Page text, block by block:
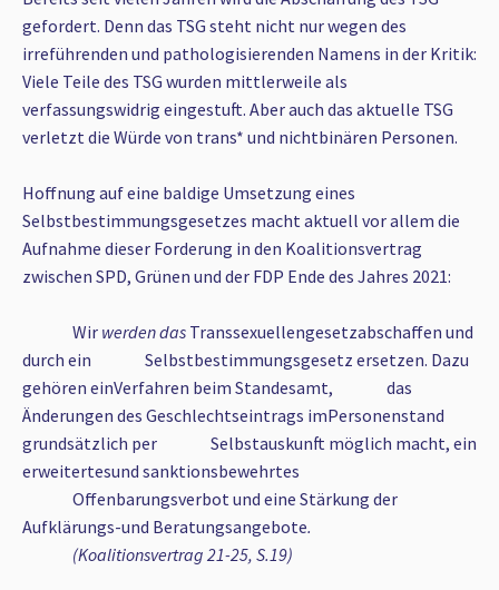
gefordert. Denn das TSG steht nicht nur wegen des
irreführenden und pathologisierenden Namens in der Kritik:
Viele Teile des TSG wurden mittlerweile als
verfassungswidrig eingestuft. Aber auch das aktuelle TSG
verletzt die Würde von trans* und nichtbinären Personen.
Hoffnung auf eine baldige Umsetzung eines
Selbstbestimmungsgesetzes macht aktuell vor allem die
Aufnahme dieser Forderung in den Koalitionsvertrag
zwischen SPD, Grünen und der FDP Ende des Jahres 2021:
Wir werden das Transsexuellengesetzabschaffen und
durch ein Selbstbestimmungsgesetz ersetzen. Dazu
gehören einVerfahren beim Standesamt, das
Änderungen des Geschlechtseintrags imPersonenstand
grundsätzlich per Selbstauskunft möglich macht, ein
erweitertesund sanktionsbewehrtes
Offenbarungsverbot und eine Stärkung der
Aufklärungs-und Beratungsangebote.
(Koalitionsvertrag 21-25, S.19)